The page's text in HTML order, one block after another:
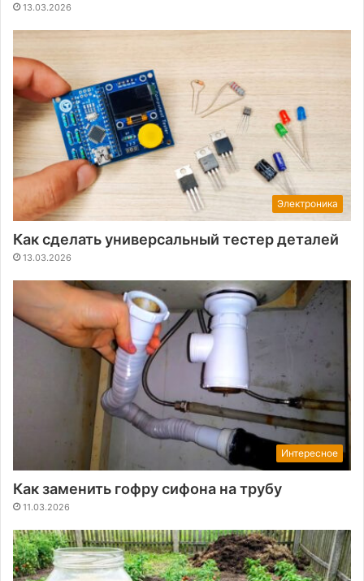
13.03.2026
Электроника
Как сделать универсальный тестер деталей
13.03.2026
Интересное
Как заменить гофру сифона на трубу
11.03.2026